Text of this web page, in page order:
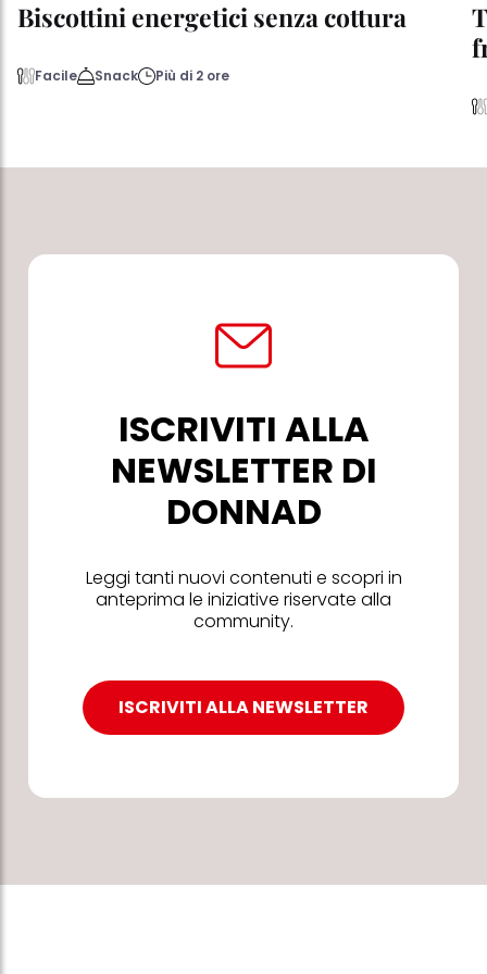
Biscottini energetici senza cottura
Facile Snack Più di 2 ore
ISCRIVITI ALLA
NEWSLETTER DI
DONNAD
Leggi tanti nuovi contenuti e scopri in
anteprima le iniziative riservate alla
community.
ISCRIVITI ALLA NEWSLETTER